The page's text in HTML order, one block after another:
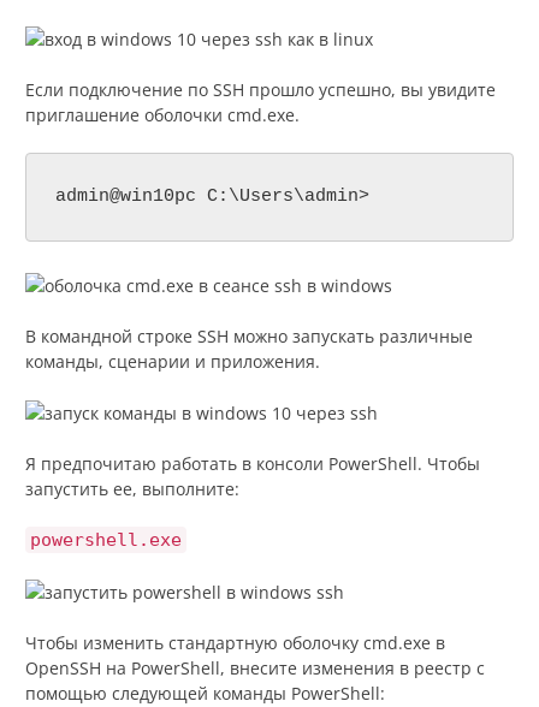
Если подключение по SSH прошло успешно, вы увидите
приглашение оболочки cmd.exe.
admin@win10pc C:\Users\admin>
В командной строке SSH можно запускать различные
команды, сценарии и приложения.
Я предпочитаю работать в консоли PowerShell. Чтобы
запустить ее, выполните:
powershell.exe
Чтобы изменить стандартную оболочку cmd.exe в
OpenSSH на PowerShell, внесите изменения в реестр с
помощью следующей команды PowerShell: